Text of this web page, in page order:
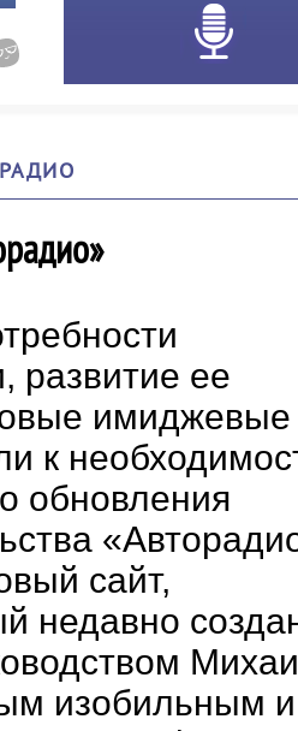
развитие ее
имиджевые
к
обновления
сайт,
недавно
изобильным